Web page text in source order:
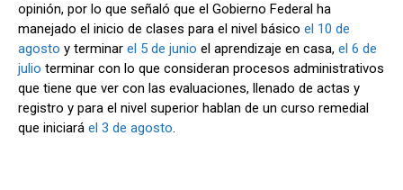
opinión, por lo que señaló que el Gobierno Federal ha
manejado el inicio de clases para el nivel básico el 10 de
agosto y terminar el 5 de junio el aprendizaje en casa, el 6 de
julio terminar con lo que consideran procesos administrativos
que tiene que ver con las evaluaciones, llenado de actas y
registro y para el nivel superior hablan de un curso remedial
que iniciará el 3 de agosto